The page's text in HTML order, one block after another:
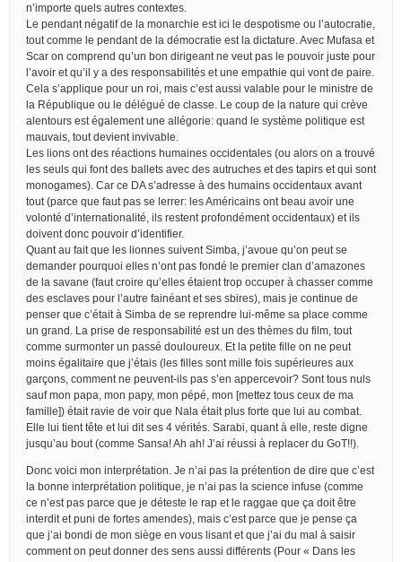
n’importe quels autres contextes.
Le pendant négatif de la monarchie est ici le despotisme ou l’autocratie,
tout comme le pendant de la démocratie est la dictature. Avec Mufasa et
Scar on comprend qu’un bon dirigeant ne veut pas le pouvoir juste pour
l’avoir et qu’il y a des responsabilités et une empathie qui vont de paire.
Cela s’applique pour un roi, mais c’est aussi valable pour le ministre de
la République ou le délégué de classe. Le coup de la nature qui crève
alentours est également une allégorie: quand le système politique est
mauvais, tout devient invivable.
Les lions ont des réactions humaines occidentales (ou alors on a trouvé
les seuls qui font des ballets avec des autruches et des tapirs et qui sont
monogames). Car ce DA s’adresse à des humains occidentaux avant
tout (parce que faut pas se lerrer: les Américains ont beau avoir une
volonté d’internationalité, ils restent profondément occidentaux) et ils
doivent donc pouvoir d’identifier.
Quant au fait que les lionnes suivent Simba, j’avoue qu’on peut se
demander pourquoi elles n’ont pas fondé le premier clan d’amazones
de la savane (faut croire qu’elles étaient trop occuper à chasser comme
des esclaves pour l’autre fainéant et ses sbires), mais je continue de
penser que c’était à Simba de se reprendre lui-même sa place comme
un grand. La prise de responsabilité est un des thèmes du film, tout
comme surmonter un passé douloureux. Et la petite fille on ne peut
moins égalitaire que j’étais (les filles sont mille fois supérieures aux
garçons, comment ne peuvent-ils pas s’en appercevoir? Sont tous nuls
sauf mon papa, mon papy, mon pépé, mon [mettez tous ceux de ma
famille]) était ravie de voir que Nala était plus forte que lui au combat.
Elle lui tient tête et lui dit ses 4 vérités. Sarabi, quant à elle, reste digne
jusqu’au bout (comme Sansa! Ah ah! J’ai réussi à replacer du GoT!!).
Donc voici mon interprétation. Je n’ai pas la prétention de dire que c’est
la bonne interprétation politique, je n’ai pas la science infuse (comme
ce n’est pas parce que je déteste le rap et le raggae que ça doit être
interdit et puni de fortes amendes), mais c’est parce que je pense ça
que j’ai bondi de mon siège en vous lisant et que j’ai du mal à saisir
comment on peut donner des sens aussi différents (Pour « Dans les